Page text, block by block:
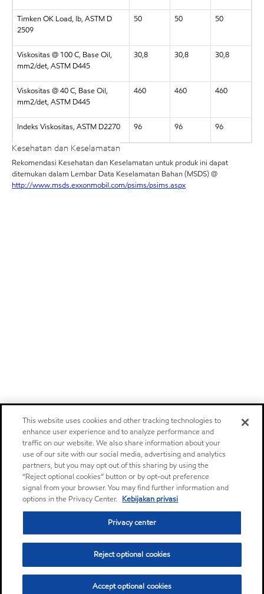
Timken OK Load, lb, ASTM D
2509
50 50 50
Viskositas @ 100 C, Base Oil,
mm2/det, ASTM D445
30,8 30,8 30,8
Viskositas @ 40 C, Base Oil,
mm2/det, ASTM D445
460 460 460
Indeks Viskositas, ASTM D2270 96 96 96
Kesehatan dan Keselamatan
Rekomendasi Kesehatan dan Keselamatan untuk produk ini dapat
ditemukan dalam Lembar Data Keselamatan Bahan (MSDS) @
http://www.msds.exxonmobil.com/psims/psims.aspx
This website uses cookies and other tracking technologies to
enhance user experience and to analyze performance and
traffic on our website. We also share information about your
use of our site with our social media, advertising and analytics
partners, but you may opt out of this sharing by using the
“Reject optional cookies” button or by opt-out preference
signal from your browser. You may find further information and
options in the Privacy Center. Kebijakan privasi
Privacy center
Reject optional cookies
Accept optional cookies